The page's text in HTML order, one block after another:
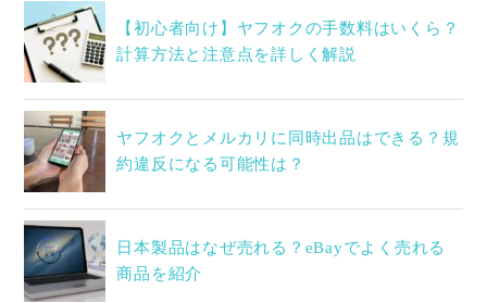
【初心者向け】ヤフオクの手数料はいくら？
計算方法と注意点を詳しく解説
ヤフオクとメルカリに同時出品はできる？規
約違反になる可能性は？
日本製品はなぜ売れる？eBayでよく売れる
商品を紹介